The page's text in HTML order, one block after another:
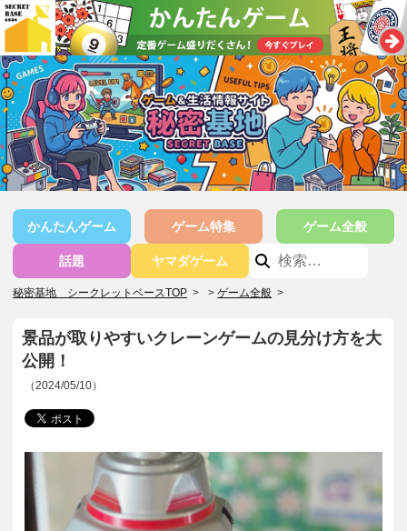
かんたんゲーム ゲーム特集 ゲーム全般
話題 ヤマダゲーム
秘密基地 シークレットベースTOP > ゲーム全般 >
景品が取りやすいクレーンゲームの見分け方を大
公開！
（2024/05/10）